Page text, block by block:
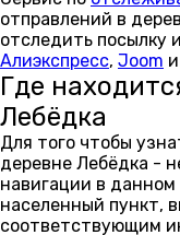
отправлений в
отследить посылку
Алиэкспресс, Joom и
Где
Лебёдка
Для того чтобы
деревне Лебёдка -
навигации в
населенный пункт,
соответствующим